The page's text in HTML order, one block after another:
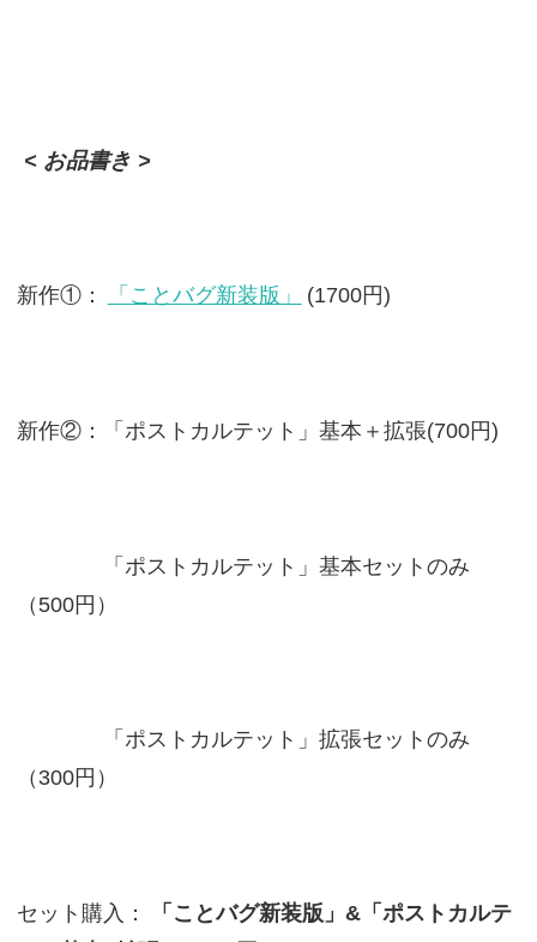
< お品書き >
新作①： 「ことバグ新装版」 (1700円)
新作②：「ポストカルテット」基本＋拡張(700円)
「ポストカルテット」基本セットのみ
（500円）
「ポストカルテット」拡張セットのみ
（300円）
セット購入：
「ことバグ新装版」&「ポストカルテ